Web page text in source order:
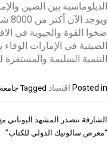
الدبلوماسية بين الصين
ضخوا القوة والحيوية في
الصينية في الإمارات
التنمية السليمة والمستقرة
Posted in اقتصاد Tagged
تصفّح
المقالات
“معرض سالونيك الدولي للكتاب”